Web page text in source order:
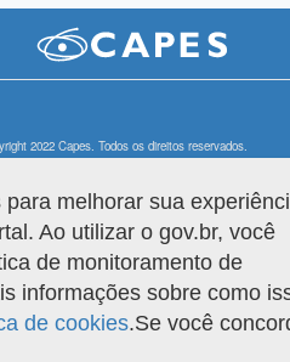
2022 Capes. Todos os direitos reservados.
melhorar sua
Ao utilizar o gov.br, você
de monitoramento de
informações sobre como
de cookies.Se você